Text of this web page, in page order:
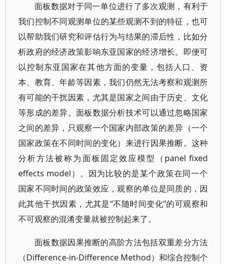
面板数据对于同一单位进行了多次观测，有利于
我们控制不同观测单位的某些观测不到的特征，也可
以帮助我们研究和评估行为与结果的滞后性，比如分
析政府的经济政策影响东亚国家的经济增长。即便可
以控制东亚国家在其他方面的变量，包括人口、资
本、教育、年龄等因素，我们仍然无法考察和观测所
有可能的干扰因素，尤其是国家之间由于历史、文化
等形成的差异。面板数据分析技术可以通过忽略国家
之间的差异，只观察一个国家内部政策的差异（一个
国家政策在不同时间的变化）来进行因果推断。这种
分析方法被称为面板固定效应模型（panel fixed
effects model）。因为比较的是某个政策在同一个
国家不同时间的政策效应，观察的单位是同质的，因
此其他干扰因素，尤其是“不随时间变化”的可观察和
不可观察的混淆变量就被控制起来了。
面板数据因果推断的高阶方法包括双重差分方法
（Difference-in-Difference Method）和综合控制个